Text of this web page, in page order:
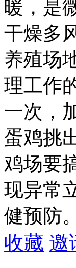
暖，是
干燥多
养殖场
理工作
一次，
蛋鸡挑
鸡场要
现异常
健预防。
收藏 邀